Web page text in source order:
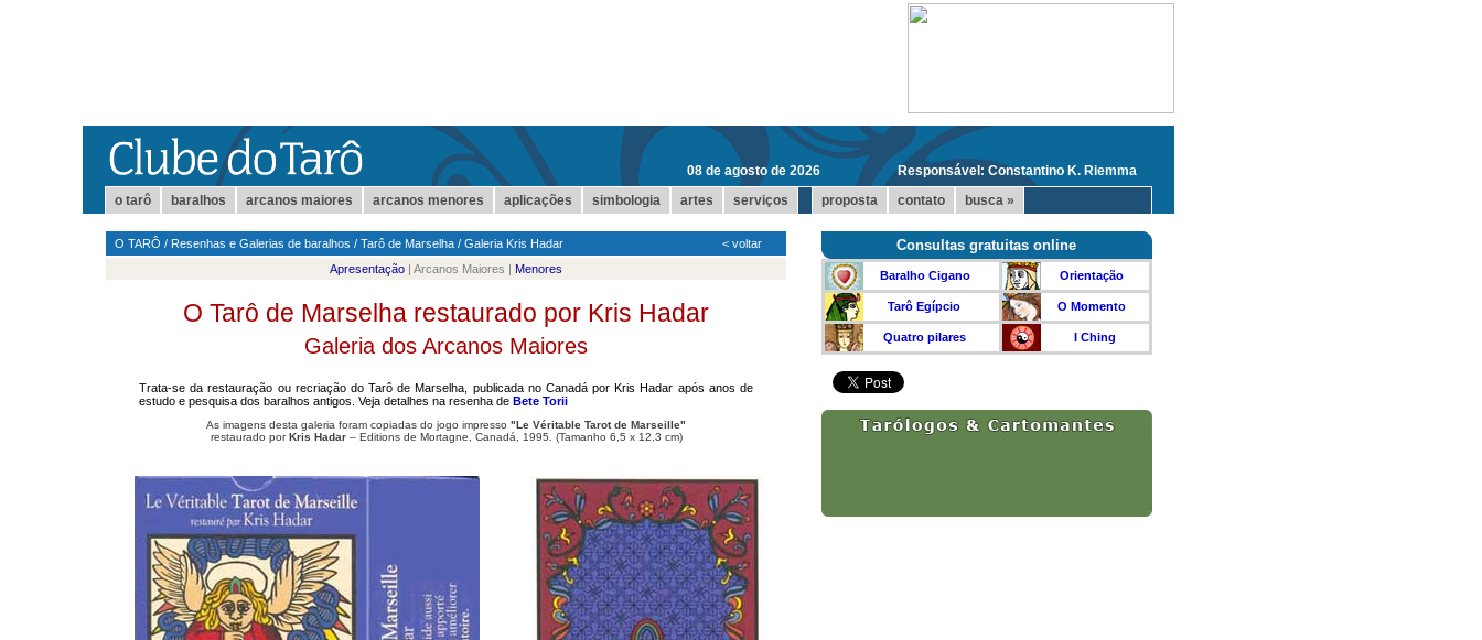
08 de agosto de 2026
Responsável: Constantino K. Riemma
o tarô
baralhos arcanos maiores arcanos menores aplicações simbologia artes serviços proposta contato busca »
O TARÔ / Resenhas e Galerias de baralhos / Tarô de Marselha / Galeria Kris Hadar < voltar
Apresentação | Arcanos Maiores | Menores
O Tarô de Marselha restaurado por Kris Hadar
Galeria dos Arcanos Maiores
Trata-se da restauração ou recriação do Tarô de Marselha, publicada no Canadá por Kris Hadar após anos de
estudo e pesquisa dos baralhos antigos. Veja detalhes na resenha de Bete Torii
As imagens desta galeria foram copiadas do jogo impresso "Le Véritable Tarot de Marseille"
restaurado porKris Hadar – Editions de Mortagne, Canadá, 1995. (Tamanho 6,5 x 12,3 cm)
Consultas gratuitas online
Baralho Cigano
Tarô Egípcio
Quatro pilares
Orientação
O Momento
I Ching